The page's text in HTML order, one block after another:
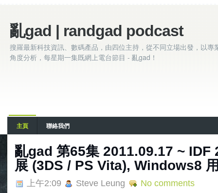
亂gad | randgad podcast
搜羅最新科技資訊、數碼產品，由四位主持，從不同立場出發，以專
角度分析，每星期一集既網上電台節目 - 亂gad！
主頁 聯絡我們
亂gad 第65集 2011.09.17 ~ IDF
展 (3DS / PS Vita), Windows8
上午2:09 Steve Leung No comments